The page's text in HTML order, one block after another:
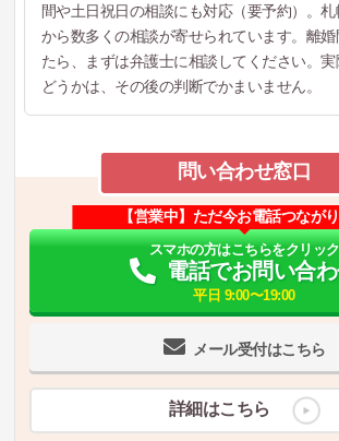
間や土日祝日の相談にも対応（要予約）。
から数多くの相談が寄せられています。離
たら、まずは弁護士に相談してください。
どうかは、その後の判断でかまいません。
問い合わせ窓口
メール受付はこちら
【営業中】ただ今お電話つなが
スマホの方はこちらをクリック
電話でお問い合
平日 9:00〜19:00
詳細はこちら